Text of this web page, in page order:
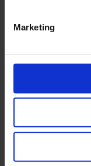
Marketing
Deze koffiebar is de